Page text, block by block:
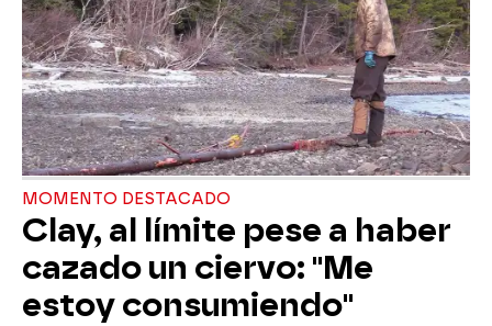
MOMENTO DESTACADO
Clay, al límite pese a haber
cazado un ciervo: "Me
estoy consumiendo"